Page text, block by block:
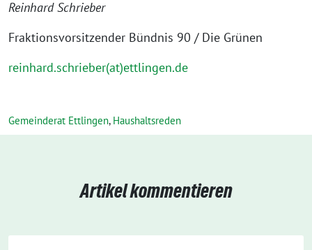
Reinhard Schrieber
Fraktionsvorsitzender Bündnis 90 / Die Grünen
reinhard.schrieber(at)ettlingen.de
Gemeinderat Ettlingen, Haushaltsreden
Artikel kommentieren